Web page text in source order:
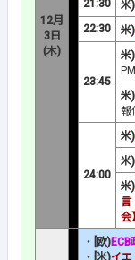
12月
3日
(木)
21:30
米)
22:30
米)
23:45
米)
米)
報
24:00
米)
米
米)
言
会】
・
[欧)ECB